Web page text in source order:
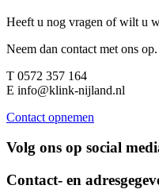
Heeft u nog vragen of wilt u
Neem dan contact met ons op.
T 0572 357 164
E info@klink-nijland.nl
Contact opnemen
Volg ons op social
Contact- en